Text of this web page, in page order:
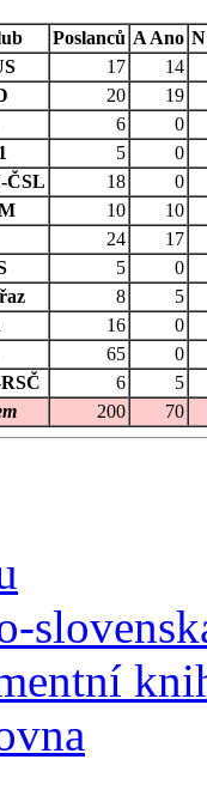
Poslanců A Ano N
17
14
20
19
6
0
5
0
ČSL
18
0
10
10
24
17
5
0
8
5
16
0
65
0
6
5
200 70